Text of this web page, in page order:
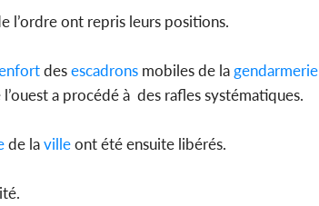
l’ordre ont repris leurs positions.
desescadrons mobiles de lagendarmerie
a procédé à des rafles systématiques.
de lavilleont été ensuite libérés.